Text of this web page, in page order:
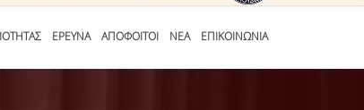
ΕΡΕΥΝΑ ΑΠΟΦΟΙΤΟΙ ΝΕΑ ΕΠΙΚΟΙΝΩΝΙΑ